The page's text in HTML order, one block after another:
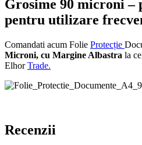
Grosime 90 microni–
pentru utilizare
Comandati acum Folie Protecție
Microni, cu Margine Albastra la
ElhorTrade.
Recenzii